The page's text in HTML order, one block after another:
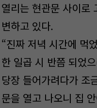
열리는 현관문 사이로
변하고 있다.
“진짜 저녁 시간에 먹
한 일곱 시 반쯤 되었
당장 들어가려다가 조
문을 열고 나오니 집